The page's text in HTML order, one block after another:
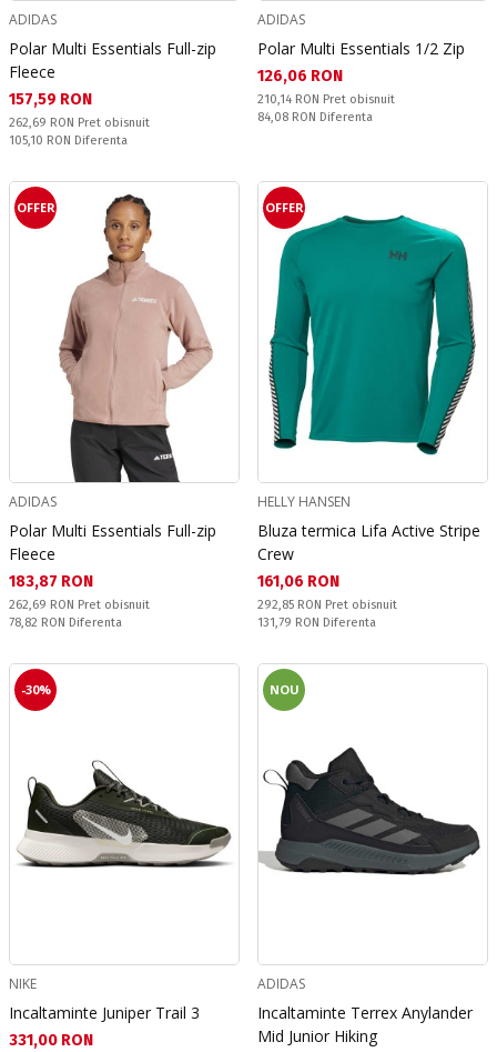
ADIDAS
Polar Multi Essentials Full-zip
Fleece
Текуща цена:
157,59 RON
Pret obisnuit:
262,69 RON Pret obisnuit
Спестявате:
105,10 RON Diferenta
ADIDAS
Polar Multi Essentials 1/2 Zip
Текуща цена:
126,06 RON
Pret obisnuit:
210,14 RON Pret obisnuit
Спестявате:
84,08 RON Diferenta
OFFER
ADIDAS
Polar Multi Essentials Full-zip
Fleece
Текуща цена:
183,87 RON
Pret obisnuit:
262,69 RON Pret obisnuit
Спестявате:
78,82 RON Diferenta
OFFER
HELLY HANSEN
Bluza termica Lifa Active Stripe
Crew
Текуща цена:
161,06 RON
Pret obisnuit:
292,85 RON Pret obisnuit
Спестявате:
131,79 RON Diferenta
-30%
NIKE
Incaltaminte Juniper Trail 3
Текуща цена:
331,00 RON
NOU
ADIDAS
Incaltaminte Terrex Anylander
Mid Junior Hiking